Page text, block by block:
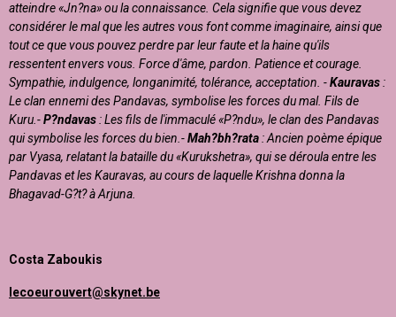
atteindre «Jn?na» ou la connaissance. Cela signifie que vous devez
considérer le mal que les autres vous font comme imaginaire, ainsi que
tout ce que vous pouvez perdre par leur faute et la haine qu'ils
ressentent envers vous. Force d'âme, pardon. Patience et courage.
Sympathie, indulgence, longanimité, tolérance, acceptation. -Kauravas :
Le clan ennemi des Pandavas, symbolise les forces du mal. Fils de
Kuru.-P?ndavas : Les fils de l'immaculé «P?ndu», le clan des Pandavas
qui symbolise les forces du bien.-Mah?bh?rata : Ancien poème épique
par Vyasa, relatant la bataille du «Kurukshetra», qui se déroula entre les
Pandavas et les Kauravas, au cours de laquelle Krishna donna la
Bhagavad-G?t? à Arjuna.
Costa Zaboukis
lecoeurouvert@skynet.be